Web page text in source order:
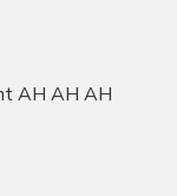
AH AH AH